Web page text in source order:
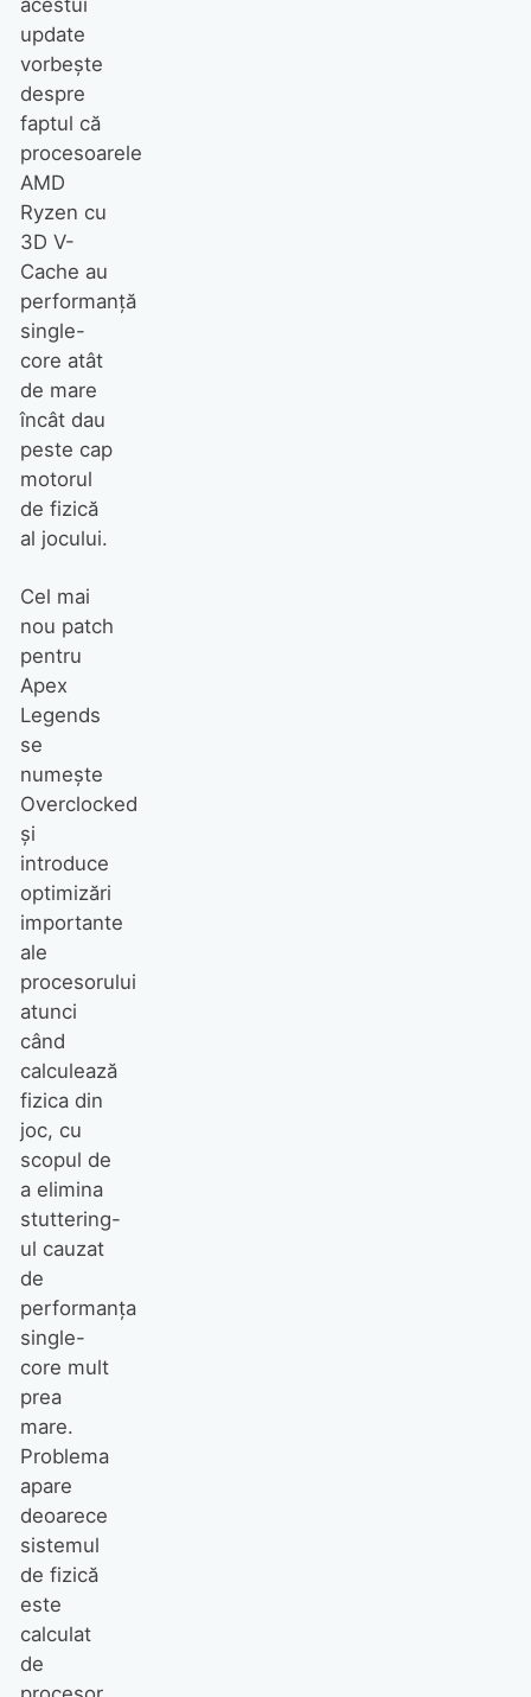
acestui
update
vorbește
despre
faptul că
procesoarele
AMD
Ryzen cu
3D V-
Cache au
performanță
single-
core atât
de mare
încât dau
peste cap
motorul
de fizică
al jocului.
Cel mai
nou patch
pentru
Apex
Legends
se
numește
Overclocked
și
introduce
optimizări
importante
ale
procesorului
atunci
când
calculează
fizica din
joc, cu
scopul de
a elimina
stuttering-
ul cauzat
de
performanța
single-
core mult
prea
mare.
Problema
apare
deoarece
sistemul
de fizică
este
calculat
de